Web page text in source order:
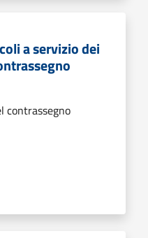
a servizio dei
contrassegno